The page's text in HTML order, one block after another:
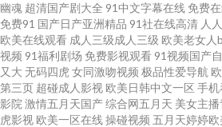
毛片 91国产熟女熟女 免费永久黄色 91少妇黑
官网在线免费观看 影音先锋中文字幕资源 九
亚洲色图影音先锋 国产日韩成人在线 黄色东京
幽魂 超清国产剧大全 91中文字幕在线 免费
免费91 国产日产亚洲精品 91社在线高清 人
欧美在线观看 成人三级成人三级 欧美老女人
视频 91福利剧场 免费影视观看 91视频国产
又大 无码四虎 女同激吻视频 极品性爱导航
第三页 超碰成人影视 欧美日韩中文一区 手
影院 激情五月天国产综合网五月天 美女主
虎影视 欧美一区在线操碰视频 五月天婷婷欧